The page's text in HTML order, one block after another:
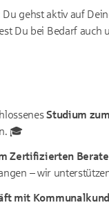
Du gehst aktiv auf
Du bei Bedarf auch
Studium
🎓
Zertifizierten
– wir
mit